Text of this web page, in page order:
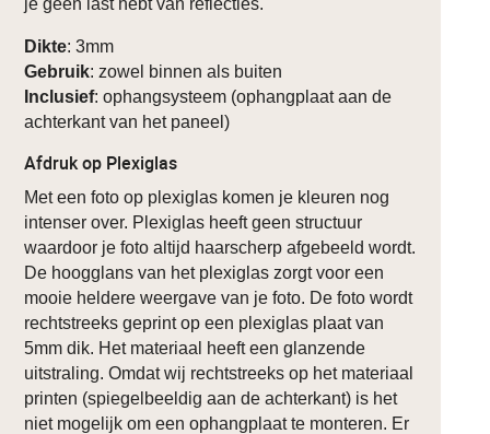
Dikte: 3mm
Gebruik: zowel binnen als buiten
Inclusief: ophangsysteem (ophangplaat aan de
achterkant van het paneel)
Afdruk op Plexiglas
Met een foto op plexiglas komen je kleuren nog
intenser over. Plexiglas heeft geen structuur
waardoor je foto altijd haarscherp afgebeeld wordt.
De hoogglans van het plexiglas zorgt voor een
mooie heldere weergave van je foto. De foto wordt
rechtstreeks geprint op een plexiglas plaat van
5mm dik. Het materiaal heeft een glanzende
uitstraling. Omdat wij rechtstreeks op het materiaal
printen (spiegelbeeldig aan de achterkant) is het
niet mogelijk om een ophangplaat te monteren. Er